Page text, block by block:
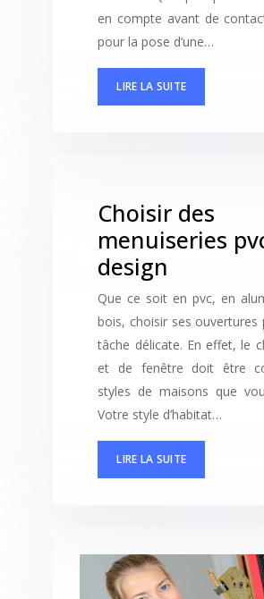
en compte avant de
pour la pose d’une…
LIRE LA SUITE
Choisir des
menuiseries
design
Que ce soit en pvc, en
bois, choisir ses ouvertures
tâche délicate. En effet, le
et de fenêtre doit être
styles de maisons que
Votre style d’habitat…
LIRE LA SUITE